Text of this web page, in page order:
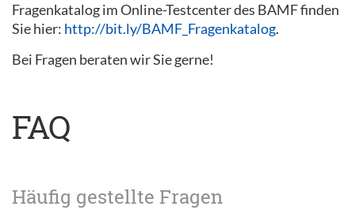
Fragenkatalog im Online-Testcenter des BAMF finden
Sie hier: http://bit.ly/BAMF_Fragenkatalog.
Bei Fragen beraten wir Sie gerne!
FAQ
Häufig gestellte Fragen